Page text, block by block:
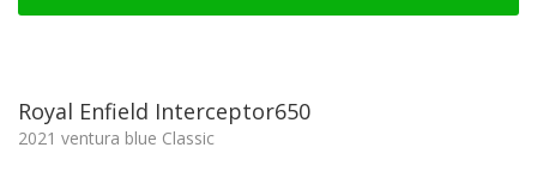
Royal Enfield Interceptor650
2021 ventura blue Classic